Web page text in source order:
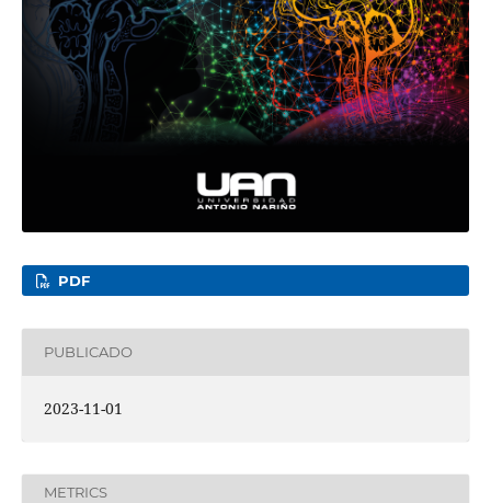
PDF
PUBLICADO
2023-11-01
METRICS